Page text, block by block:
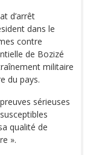
d’arrêt
dans le
contre
de Bozizé
militaire
du pays.
sérieuses
qualité de
».